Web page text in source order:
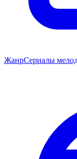
ЖанрСериалы